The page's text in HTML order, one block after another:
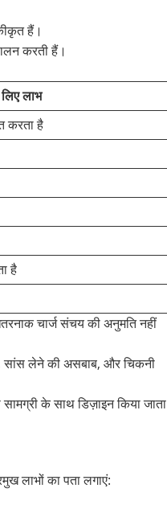
हैं।
करती हैं।
लाभ
करता है
है
चार्ज संचय की अनुमति नहीं
सांस लेने की असबाब, और चिकनी
के साथ डिज़ाइन किया जाता
लाभों का पता लगाएं: